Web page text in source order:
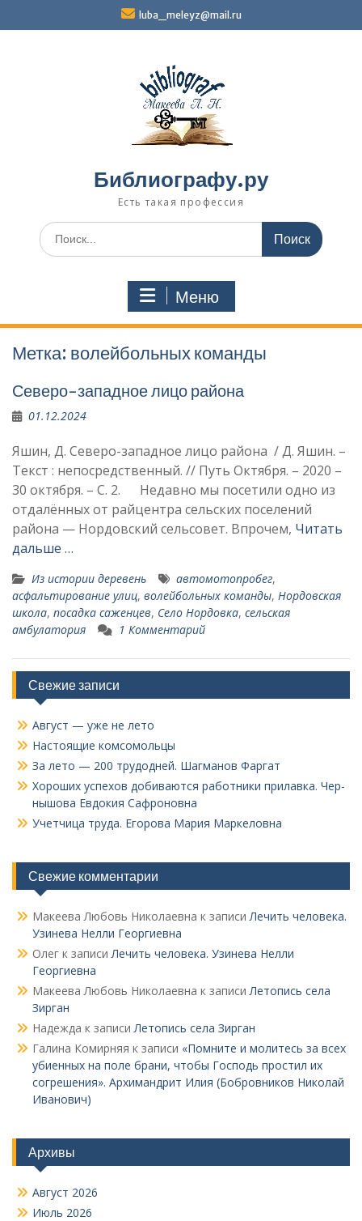
luba_meleyz@mail.ru
Библиографу.ру
Есть такая профессия
Поиск
по:
Меню
Метка: волейбольных ко­манды
Северо-западное лицо района
01.12.2024
Яшин, Д. Северо-западное лицо района / Д. Яшин. –
Текст : непосредственный. // Путь Октября. – 2020 –
30 октября. – С. 2. Недавно мы посетили одно из
отдалённых от райцентра сельских поселений
района — Нордовский сельсовет. Впрочем, Читать
дальше …
Из истории деревень автомотопробег,
асфальтирование улиц, волейбольных ко­манды, Нордовская
школа, посадка саженцев, Село Нордовка, сельская
амбулатория
1 Комментарий
Свежие записи
Август — уже не лето
Настоящие комсомольцы
За лето — 200 трудодней. Шагманов Фаргат
Хороших успехов добиваются работники прилавка. Чер­
нышова Евдокия Сафроновна
Учетчица труда. Его­рова Мария Маркеловна
Свежие комментарии
Макеева Любовь Николаевна к записиЛечить человека.
Узинева Нелли Георгиевна
Олег к записиЛечить человека. Узинева Нелли
Георгиевна
Макеева Любовь Николаевна к записиЛетопись села
Зирган
Надежда к записиЛетопись села Зирган
Галина Комирняя к записи «Помните и молитесь за всех
убиенных на поле брани, чтобы Господь простил их
согрешения». Архимандрит Илия (Бобровников Николай
Иванович)
Архивы
Август 2026
Июль 2026